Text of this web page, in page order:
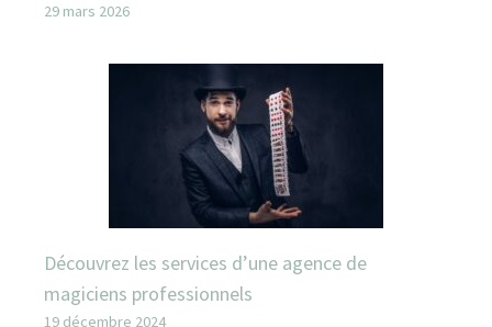
29 mars 2026
Découvrez les services d’une agence de
magiciens professionnels
19 décembre 2024